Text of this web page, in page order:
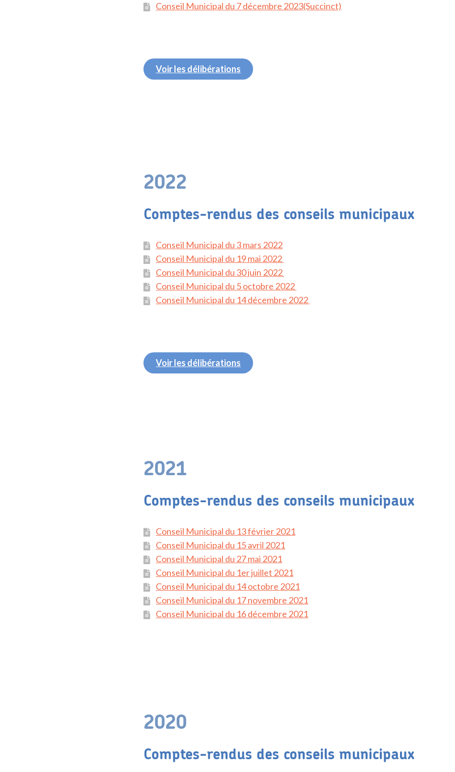
Conseil Municipal du 7 décembre 2023(Succinct)
Voir les délibérations
2022
Comptes-rendus des conseils municipaux
Conseil Municipal du 3 mars 2022
Conseil Municipal du 19 mai 2022
Conseil Municipal du 30 juin 2022
Conseil Municipal du 5 octobre 2022
Conseil Municipal du 14 décembre 2022
Voir les délibérations
2021
Comptes-rendus des conseils municipaux
Conseil Municipal du 13 février 2021
Conseil Municipal du 15 avril 2021
Conseil Municipal du 27 mai 2021
Conseil Municipal du 1er juillet 2021
Conseil Municipal du 14 octobre 2021
Conseil Municipal du 17 novembre 2021
Conseil Municipal du 16 décembre 2021
2020
Comptes-rendus des conseils municipaux